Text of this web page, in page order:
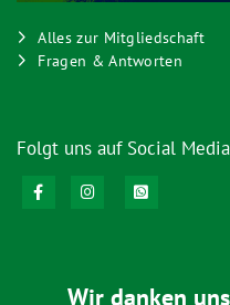
Alles zur Mitgliedschaft
Fragen & Antworten
Folgt uns auf Social Media
Wir danken